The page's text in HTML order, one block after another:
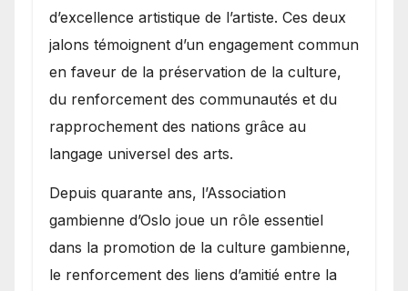
d’excellence artistique de l’artiste. Ces deux
jalons témoignent d’un engagement commun
en faveur de la préservation de la culture,
du renforcement des communautés et du
rapprochement des nations grâce au
langage universel des arts.
​Depuis quarante ans, l’Association
gambienne d’Oslo joue un rôle essentiel
dans la promotion de la culture gambienne,
le renforcement des liens d’amitié entre la